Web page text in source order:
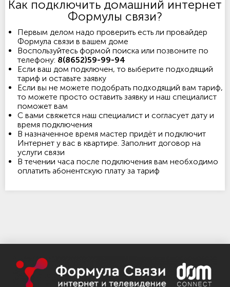
Как подключить домашний интернет
Формулы связи?
Первым делом надо проверить есть ли провайдер
Формула связи в вашем доме
Воспользуйтесь формой поиска или позвоните по
телефону: 8(8652)59-99-94
Если ваш дом подключен, то выберите подходящий
тариф и оставьте заявку
Если вы не можете подобрать подходящий вам тариф,
то можете просто оставить заявку и наш специалист
поможет вам
С вами свяжется наш специалист и согласует дату и
время подключения
В назначенное время мастер придёт и подключит
Интернет у вас в квартире. Заполнит договор на
услуги связи
В течении часа после подключения вам необходимо
оплатить абонентскую плату за тариф